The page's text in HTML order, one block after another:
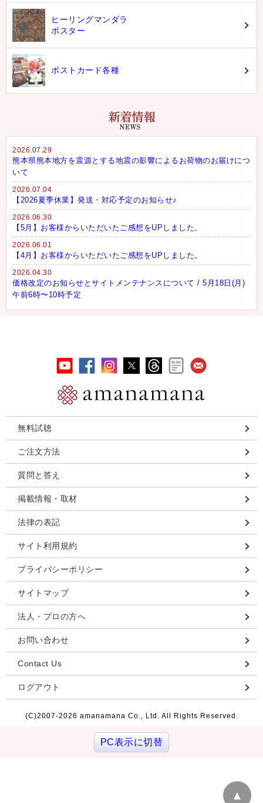
ヒーリングマンダラ
ポスター
ポストカード各種
2026.07.29
熊本県熊本地方を震源とする地震の影響によるお荷物のお届けにつ
いて
2026.07.04
【2026夏季休業】発送・対応予定のお知らせ♪
2026.06.30
【5月】お客様からいただいたご感想をUPしました。
2026.06.01
【4月】お客様からいただいたご感想をUPしました。
2026.04.30
価格改定のお知らせとサイトメンテナンスについて / 5月18日(月)
午前6時〜10時予定
無料試聴
ご注文方法
質問と答え
掲載情報・取材
法律の表記
サイト利用規約
プライバシーポリシー
サイトマップ
法人・プロの方へ
お問い合わせ
Contact Us
ログアウト
▲
(C)2007-2026 amanamana Co., Ltd. All Rights Reserved.
PC表示に切替